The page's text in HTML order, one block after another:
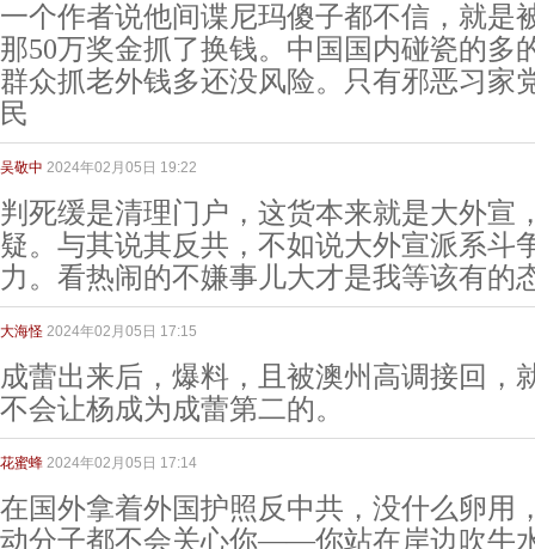
一个作者说他间谍尼玛傻子都不信，就是
那50万奖金抓了换钱。中国国内碰瓷的多
群众抓老外钱多还没风险。只有邪恶习家
民
吴敬中 2024年02月05日 19:22
判死缓是清理门户，这货本来就是大外宣
疑。与其说其反共，不如说大外宣派系斗
力。看热闹的不嫌事儿大才是我等该有的
大海怪 2024年02月05日 17:15
成蕾出来后，爆料，且被澳州高调接回，
不会让杨成为成蕾第二的。
花蜜蜂 2024年02月05日 17:14
在国外拿着外国护照反中共，没什么卵用
动分子都不会关心你——你站在岸边吹牛